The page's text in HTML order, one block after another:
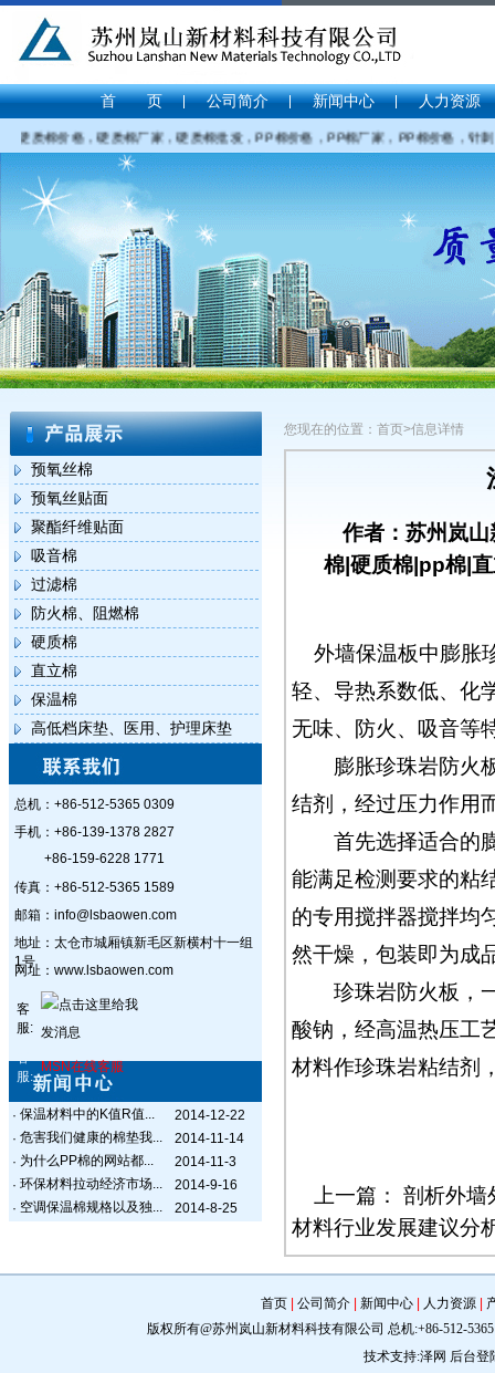
首 页 公司简介 新闻中心 人力资源
硬质棉价格，硬质棉厂家，硬质棉批发，PP棉价格，PP棉厂家，PP棉价格，针
预氧丝棉
预氧丝贴面
聚酯纤维贴面
吸音棉
过滤棉
防火棉、阻燃棉
硬质棉
直立棉
保温棉
高低档床垫、医用、护理床垫
总机：+86-512-5365 0309
手机：+86-139-1378 2827
+86-159-6228 1771
传真：+86-512-5365 1589
邮箱：info@lsbaowen.com
地址：太仓市城厢镇新毛区新横村十一组
1号
网址：www.lsbaowen.com
客
服:
客
服:
MSN在线客服
· 保温材料中的K值R值...
2014-12-22
· 危害我们健康的棉垫我...
2014-11-14
· 为什么PP棉的网站都...
2014-11-3
· 环保材料拉动经济市场...
2014-9-16
· 空调保温棉规格以及独... 2014-8-25
您现在的位置：首页>信息详情
作者：苏州岚
棉|硬质棉|pp棉|
外墙保温板中膨胀
轻、导热系数低、化
无味、防火、吸音等
膨胀珍珠岩防火板
结剂，经过压力作用
首先选择适合的膨
能满足检测要求的粘
的专用搅拌器搅拌均
然干燥，包装即为成
珍珠岩防火板，一
酸钠，经高温热压工
材料作珍珠岩粘结剂
上一篇： 剖析外墙
材料行业发展建议分
首页| 公司简介| 新闻中心| 人力资源|
版权所有@苏州岚山新材料科技有限公司 总机:+86-512-5365
技术支持:泽网 后台登